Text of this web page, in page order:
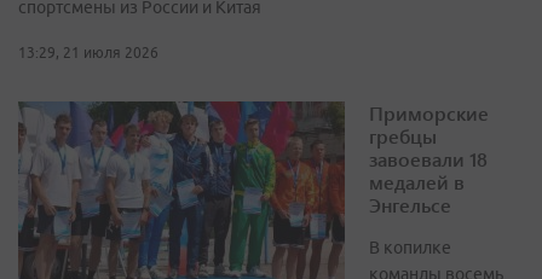
спортсмены из России и Китая
13:29, 21 июля 2026
Приморские
гребцы
завоевали 18
медалей в
Энгельсе
В копилке
команды восемь